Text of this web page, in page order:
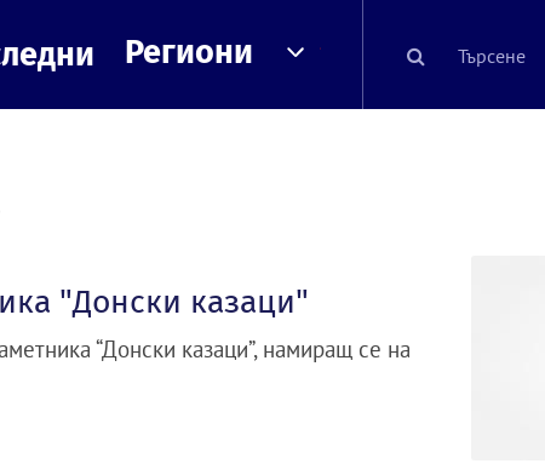
Региони
"Донски казаци"
“Донски казаци”, намиращ се на